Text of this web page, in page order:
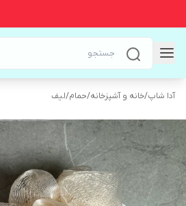
آدا شاپ/خانه و آشپزخانه/حمام/لیف